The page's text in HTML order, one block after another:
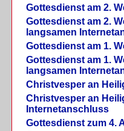
Gottesdienst am 2.
Gottesdienst am 2.
langsamen
Gottesdienst am 1.
Gottesdienst am 1.
langsamen
Christvesper an
Christvesper an
Internetanschluss
Gottesdienst zum 4.